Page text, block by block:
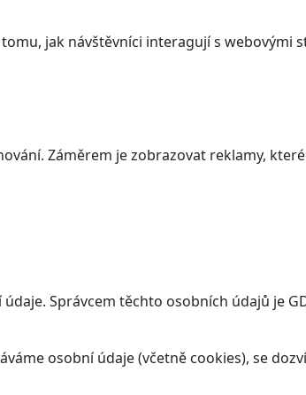
jak návštěvníci interagují s webovými
Záměrem je zobrazovat reklamy,
Správcem těchto osobních údajů je
osobní údaje (včetně cookies), se